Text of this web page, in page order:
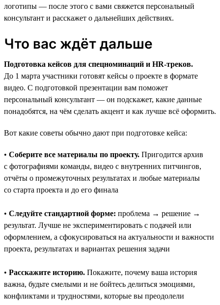
логотипы — после этого с вами свяжется персональный
консультант и расскажет о дальнейших действиях.
Что вас ждёт дальше
Подготовка кейсов для спецноминаций и HR-треков.
До 1 марта участники готовят кейсы о проекте в формате
видео. С подготовкой презентации вам поможет
персональный консультант — он подскажет, какие данные
понадобятся, на чём сделать акцент и как лучше всё оформить.
Вот какие советы обычно дают при подготовке кейса:
• Соберите все материалы по проекту. Пригодится архив
с фотографиями команды, видео с внутренних питчингов,
отчёты о промежуточных результатах и любые материалы
со старта проекта и до его финала
• Следуйте стандартной форме: проблема → решение →
результат. Лучше не экспериментировать с подачей или
оформлением, а сфокусироваться на актуальности и важности
проекта, результатах и вариантах решения задачи
• Расскажите историю. Покажите, почему ваша история
важна, будьте смелыми и не бойтесь делиться эмоциями,
конфликтами и трудностями, которые вы преодолели